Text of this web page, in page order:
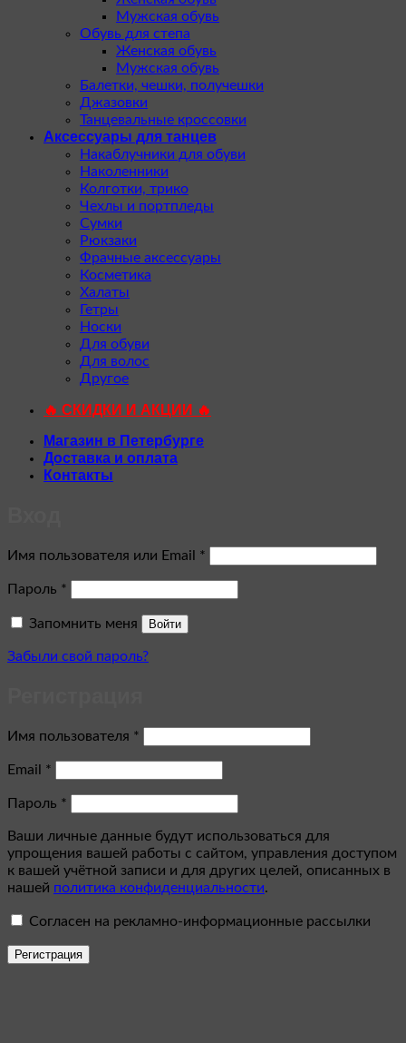
Мужская обувь
Обувь для степа
Женская обувь
Мужская обувь
Балетки, чешки, получешки
Джазовки
Танцевальные кроссовки
Аксессуары для танцев
Накаблучники для обуви
Наколенники
Колготки, трико
Чехлы и портпледы
Сумки
Рюкзаки
Фрачные аксессуары
Косметика
Халаты
Гетры
Носки
Для обуви
Для волос
Другое
🔥 СКИДКИ И АКЦИИ 🔥
Магазин в Петербурге
Доставка и оплата
Контакты
Имя пользователя или Email *
Пароль *
Запомнить меня Войти
Забыли свой пароль?
Имя пользователя *
Email *
Пароль *
Ваши личные данные будут использоваться для
упрощения вашей работы с сайтом, управления доступом
к вашей учётной записи и для других целей, описанных в
нашей политика конфиденциальности.
Согласен на рекламно-информационные рассылки
Регистрация